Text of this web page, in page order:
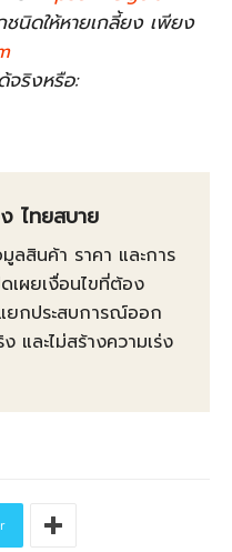
นิดให้หายเกลี้ยง เพียง
จริงหรือ:
ไทยสบาย
ลสินค้า ราคา และการ
เผยเงื่อนไขที่ต้อง
ยกประสบการณ์ออก
และไม่สร้างความเร่ง